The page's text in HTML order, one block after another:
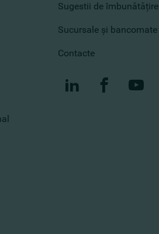
Sugestii de îmbunătățire
Sucursale și bancomate
Contacte